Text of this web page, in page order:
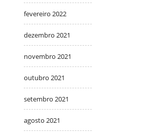
fevereiro 2022
dezembro 2021
novembro 2021
outubro 2021
setembro 2021
agosto 2021